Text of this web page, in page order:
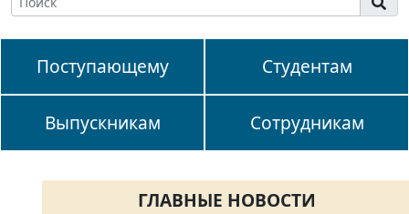
Поступающему Студентам
Выпускникам Сотрудникам
ГЛАВНЫЕ НОВОСТИ